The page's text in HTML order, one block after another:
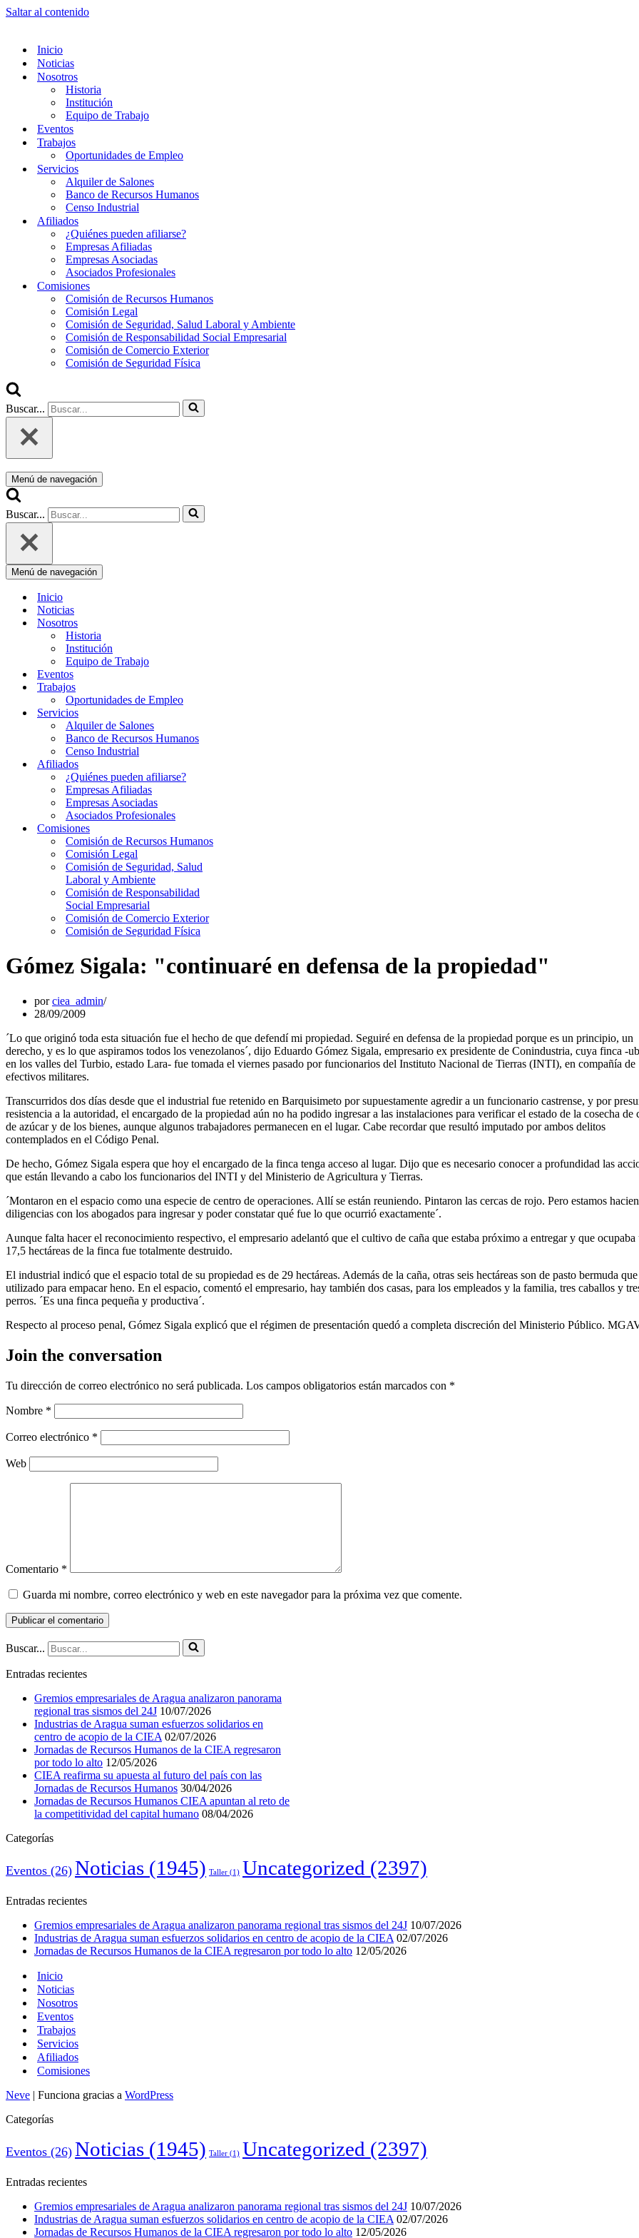
Saltar al contenido
Inicio
Noticias
Nosotros
Historia
Institución
Equipo de Trabajo
Eventos
Trabajos
Oportunidades de Empleo
Servicios
Alquiler de Salones
Banco de Recursos Humanos
Censo Industrial
Afiliados
¿Quiénes pueden afiliarse?
Empresas Afiliadas
Empresas Asociadas
Asociados Profesionales
Comisiones
Comisión de Recursos Humanos
Comisión Legal
Comisión de Seguridad, Salud Laboral y Ambiente
Comisión de Responsabilidad Social Empresarial
Comisión de Comercio Exterior
Comisión de Seguridad Física
Buscar...
Menú de navegación
Buscar...
Menú de navegación
Inicio
Noticias
Nosotros
Historia
Institución
Equipo de Trabajo
Eventos
Trabajos
Oportunidades de Empleo
Servicios
Alquiler de Salones
Banco de Recursos Humanos
Censo Industrial
Afiliados
¿Quiénes pueden afiliarse?
Empresas Afiliadas
Empresas Asociadas
Asociados Profesionales
Comisiones
Comisión de Recursos Humanos
Comisión Legal
Comisión de Seguridad, Salud
Laboral y Ambiente
Comisión de Responsabilidad
Social Empresarial
Comisión de Comercio Exterior
Comisión de Seguridad Física
Gómez Sigala: "continuaré en defensa de la propiedad"
porciea_admin
28/09/2009
´Lo que originó toda esta situación fue el hecho de que defendí mi propiedad. Seguiré en defensa de la propiedad porque es un principio, un
derecho, y es lo que aspiramos todos los venezolanos´, dijo Eduardo Gómez Sigala, empresario ex presidente de Conindustria, cuya finca -
en los valles del Turbio, estado Lara- fue tomada el viernes pasado por funcionarios del Instituto Nacional de Tierras (INTI), en compañía de
efectivos militares.
Transcurridos dos días desde que el industrial fue retenido en Barquisimeto por supuestamente agredir a un funcionario castrense, y por
resistencia a la autoridad, el encargado de la propiedad aún no ha podido ingresar a las instalaciones para verificar el estado de la cosecha de
de azúcar y de los bienes, aunque algunos trabajadores permanecen en el lugar. Cabe recordar que resultó imputado por ambos delitos
contemplados en el Código Penal.
De hecho, Gómez Sigala espera que hoy el encargado de la finca tenga acceso al lugar. Dijo que es necesario conocer a profundidad las
que están llevando a cabo los funcionarios del INTI y del Ministerio de Agricultura y Tierras.
´Montaron en el espacio como una especie de centro de operaciones. Allí se están reuniendo. Pintaron las cercas de rojo. Pero estamos
diligencias con los abogados para ingresar y poder constatar qué fue lo que ocurrió exactamente´.
Aunque falta hacer el reconocimiento respectivo, el empresario adelantó que el cultivo de caña que estaba próximo a entregar y que ocupaba
17,5 hectáreas de la finca fue totalmente destruido.
El industrial indicó que el espacio total de su propiedad es de 29 hectáreas. Además de la caña, otras seis hectáreas son de pasto bermuda que
utilizado para empacar heno. En el espacio, comentó el empresario, hay también dos casas, para los empleados y la familia, tres caballos y
perros. ´Es una finca pequeña y productiva´.
Respecto al proceso penal, Gómez Sigala explicó que el régimen de presentación quedó a completa discreción del Ministerio Público.
Join the conversation
Tu dirección de correo electrónico no será publicada. Los campos obligatorios están marcados con *
Nombre *
Correo electrónico *
Web
Comentario *
Guarda mi nombre, correo electrónico y web en este navegador para la próxima vez que comente.
Buscar...
Entradas recientes
Gremios empresariales de Aragua analizaron panorama
regional tras sismos del 24J 10/07/2026
Industrias de Aragua suman esfuerzos solidarios en
centro de acopio de la CIEA 02/07/2026
Jornadas de Recursos Humanos de la CIEA regresaron
por todo lo alto 12/05/2026
CIEA reafirma su apuesta al futuro del país con las
Jornadas de Recursos Humanos 30/04/2026
Jornadas de Recursos Humanos CIEA apuntan al reto de
la competitividad del capital humano 08/04/2026
Categorías
Eventos (26) Noticias (1945) Taller (1) Uncategorized (2397)
Entradas recientes
Gremios empresariales de Aragua analizaron panorama regional tras sismos del 24J 10/07/2026
Industrias de Aragua suman esfuerzos solidarios en centro de acopio de la CIEA 02/07/2026
Jornadas de Recursos Humanos de la CIEA regresaron por todo lo alto 12/05/2026
Inicio
Noticias
Nosotros
Eventos
Trabajos
Servicios
Afiliados
Comisiones
Neve | Funciona gracias a WordPress
Categorías
Eventos (26) Noticias (1945) Taller (1) Uncategorized (2397)
Entradas recientes
Gremios empresariales de Aragua analizaron panorama regional tras sismos del 24J 10/07/2026
Industrias de Aragua suman esfuerzos solidarios en centro de acopio de la CIEA 02/07/2026
Jornadas de Recursos Humanos de la CIEA regresaron por todo lo alto 12/05/2026